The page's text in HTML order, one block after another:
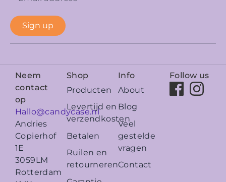
Sign up
Neem
contact
op
Hallo@candycase.nl
Andries
Copierhof
1E
3059LM
Rotterdam
Shop
Producten
Levertijd en
verzendkosten
Betalen
Ruilen en
retourneren
Info
About
Blog
Veel
gestelde
vragen
Contact
Follow us